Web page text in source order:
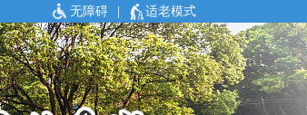
无障碍 适老模式